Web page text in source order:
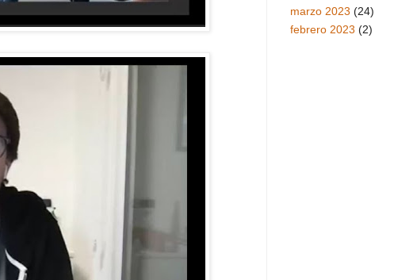
marzo 2023 (24)
febrero 2023 (2)